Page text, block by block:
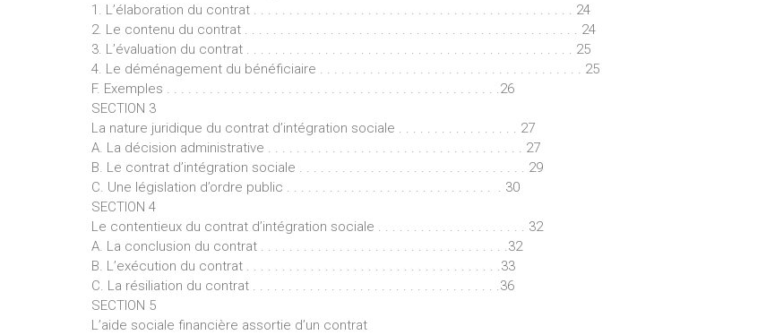
1. L’élaboration du contrat . . . . . . . . . . . . . . . . . . . . . . . . . . . . . . . . . . . . . . . . . . . . . 24
2. Le contenu du contrat . . . . . . . . . . . . . . . . . . . . . . . . . . . . . . . . . . . . . . . . . . . . . . . 24
3. L’évaluation du contrat . . . . . . . . . . . . . . . . . . . . . . . . . . . . . . . . . . . . . . . . . . . . . . 25
4. Le déménagement du bénéficiaire . . . . . . . . . . . . . . . . . . . . . . . . . . . . . . . . . . . . . 25
F. Exemples . . . . . . . . . . . . . . . . . . . . . . . . . . . . . . . . . . . . . . . . . . . . . . .26
SECTION 3
La nature juridique du contrat d’intégration sociale . . . . . . . . . . . . . . . . . 27
A. La décision administrative . . . . . . . . . . . . . . . . . . . . . . . . . . . . . . . . . . . . 27
B. Le contrat d’intégration sociale . . . . . . . . . . . . . . . . . . . . . . . . . . . . . . . . 29
C. Une législation d’ordre public . . . . . . . . . . . . . . . . . . . . . . . . . . . . . . 30
SECTION 4
Le contentieux du contrat d’intégration sociale . . . . . . . . . . . . . . . . . . . . . 32
A. La conclusion du contrat . . . . . . . . . . . . . . . . . . . . . . . . . . . . . . . . . . .32
B. L’exécution du contrat . . . . . . . . . . . . . . . . . . . . . . . . . . . . . . . . . . . .33
C. La résiliation du contrat . . . . . . . . . . . . . . . . . . . . . . . . . . . . . . . . . . .36
SECTION 5
L’aide sociale financière assortie d’un contrat